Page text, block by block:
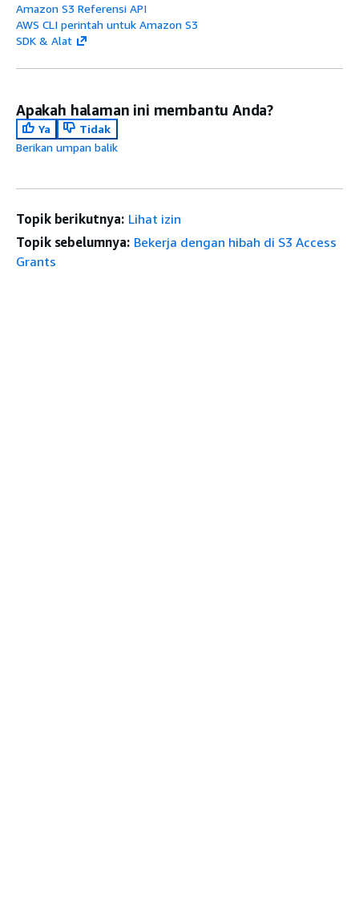
Amazon S3 Referensi API
AWS CLI perintah untuk Amazon S3
SDK & Alat
Apakah halaman ini membantu Anda?
Ya
Tidak
Berikan umpan balik
Topik berikutnya: Lihat izin
Topik sebelumnya: Bekerja dengan hibah di S3 Access
Grants